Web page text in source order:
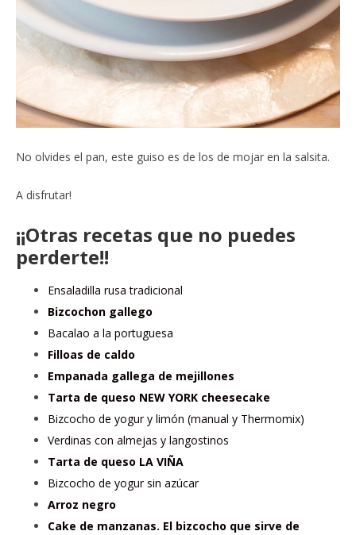
No olvides el pan, este guiso es de los de mojar en la salsita.
A disfrutar!
¡¡Otras recetas que no puedes
perderte!!
Ensaladilla rusa tradicional
Bizcochon gallego
Bacalao a la portuguesa
Filloas de caldo
Empanada gallega de mejillones
Tarta de queso NEW YORK cheesecake
Bizcocho de yogur y limón (manual y Thermomix)
Verdinas con almejas y langostinos
Tarta de queso LA VIÑA
Bizcocho de yogur sin azúcar
Arroz negro
Cake de manzanas. El bizcocho que sirve de